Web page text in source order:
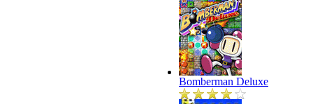
Bomberman Deluxe